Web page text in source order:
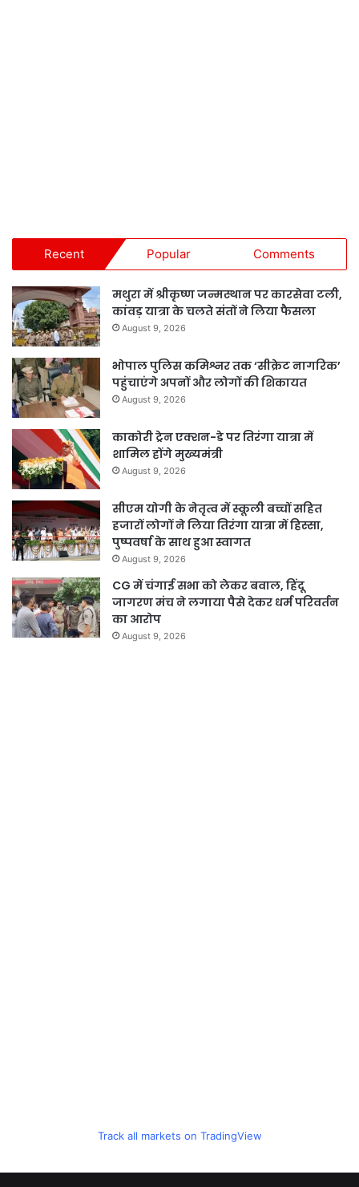
Recent Popular Comments
मथुरा में श्रीकृष्ण जन्मस्थान पर कारसेवा टली,
कांवड़ यात्रा के चलते संतों ने लिया फैसला
August 9, 2026
भोपाल पुलिस कमिश्नर तक ‘सीक्रेट नागरिक’
पहुंचाएंगे अपनों और लोगों की शिकायत
August 9, 2026
काकोरी ट्रेन एक्शन-डे पर तिरंगा यात्रा में
शामिल होंगे मुख्यमंत्री
August 9, 2026
सीएम योगी के नेतृत्व में स्कूली बच्चों सहित
हजारों लोगों ने लिया तिरंगा यात्रा में हिस्सा,
पुष्पवर्षा के साथ हुआ स्वागत
August 9, 2026
CG में चंगाई सभा को लेकर बवाल, हिंदू
जागरण मंच ने लगाया पैसे देकर धर्म परिवर्तन
का आरोप
August 9, 2026
Track all markets on TradingView